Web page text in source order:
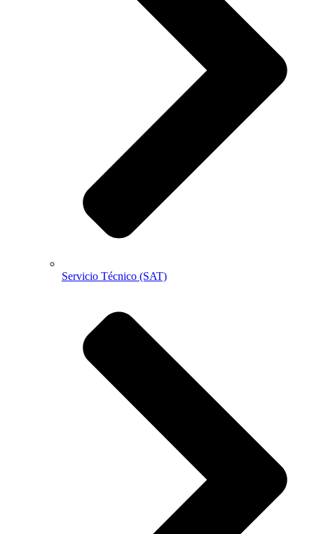
Servicio Técnico (SAT)